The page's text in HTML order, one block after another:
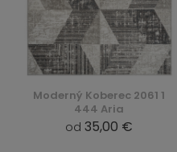
Moderný Koberec 2061 1
444 Aria
od 35,00 €